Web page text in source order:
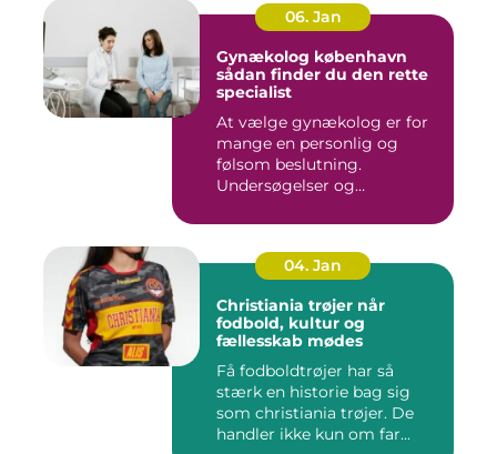
06. Jan
Gynækolog københavn
sådan finder du den rette
specialist
At vælge gynækolog er for
mange en personlig og
følsom beslutning.
Undersøgelser og
04. Jan
Christiania trøjer når
fodbold, kultur og
fællesskab mødes
Få fodboldtrøjer har så
stærk en historie bag sig
som christiania trøjer. De
handler ikke kun om far...